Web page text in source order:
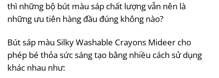
thì những bộ bút màu sáp chất lượng vẫn nên là
những ưu tiên hàng đầu đúng không nào?
Bút sáp màu Silky Washable Crayons Mideer cho
phép bé thỏa sức sáng tạo bằng nhiều cách sử dụng
khác nhau như: